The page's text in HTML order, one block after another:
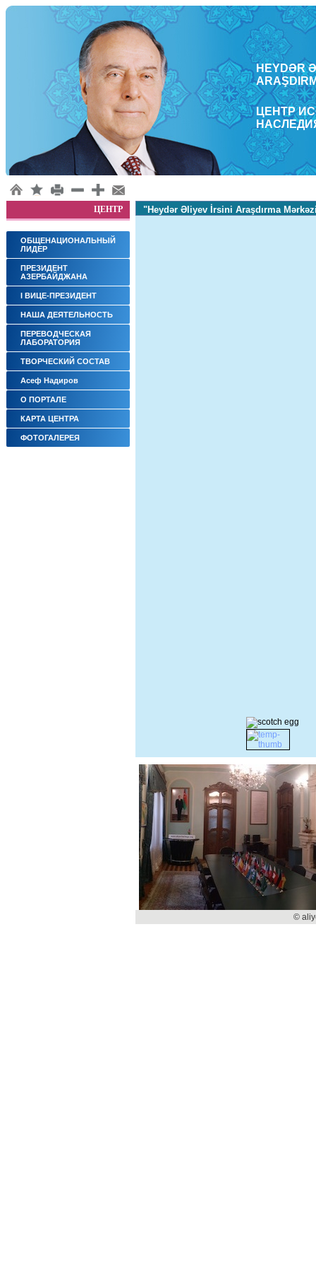
HEYDƏR
ЦЕНТР
ЦЕНТР
ОБЩЕНАЦИОНАЛЬНЫЙ
ЛИДЕР
ПРЕЗИДЕНТ
АЗЕРБАЙДЖАНА
I ВИЦЕ-ПРЕЗИДЕНТ
НАША ДЕЯТЕЛЬНОСТЬ
ПЕРЕВОДЧЕСКАЯ
ЛАБОРАТОРИЯ
ТВОРЧЕСКИЙ СОСТАВ
Асеф Надиров
О ПОРТАЛЕ
КАРТА ЦЕНТРА
ФОТОГАЛЕРЕЯ
"Heydər Əliyev İrsini Araşdırma
©